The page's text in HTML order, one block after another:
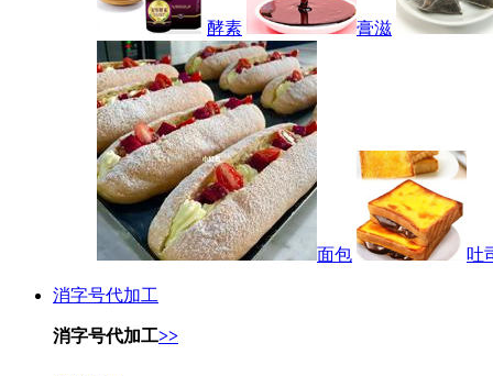
酵素 膏滋
面包 吐
消字号代加工
消字号代加工>>